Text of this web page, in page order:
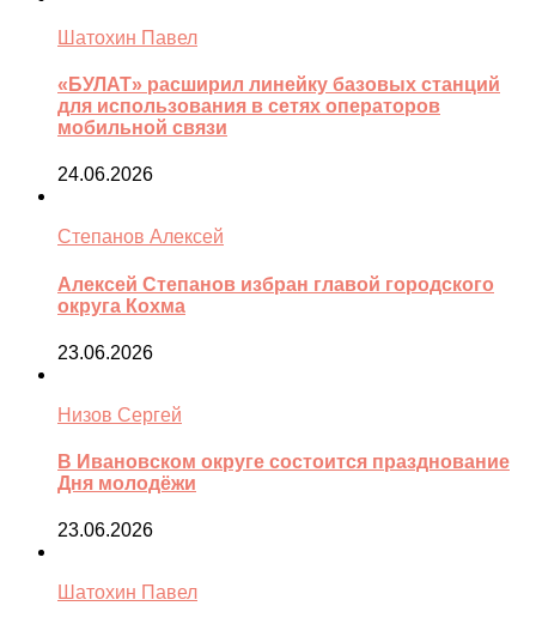
Шатохин Павел
«БУЛАТ» расширил линейку базовых станций
для использования в сетях операторов
мобильной связи
24.06.2026
Степанов Алексей
Алексей Степанов избран главой городского
округа Кохма
23.06.2026
Низов Сергей
В Ивановском округе состоится празднование
Дня молодёжи
23.06.2026
Шатохин Павел